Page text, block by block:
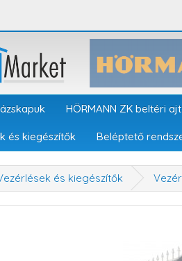
HÖRMANN ZK beltéri
és kiegészítők Beléptető
és kiegészítők